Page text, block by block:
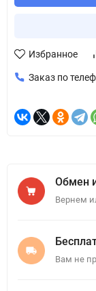
Избранное
Заказ по
Обмен
Вернем
Вам не